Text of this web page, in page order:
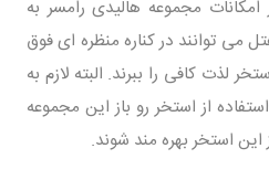
مجموعه هالیدی رامسر به
می توانند در کناره منظره ای فوق
لذت کافی را ببرند. البته لازم به
از استخر رو باز این مجموعه
این استخر بهره مند شوند.